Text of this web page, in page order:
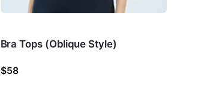
Bra Tops (Oblique Style)
$58